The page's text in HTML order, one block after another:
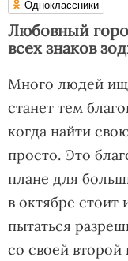
Одноклассники
Любовный
всех знаков
Много людей
станет тем
когда найти
просто. Это
плане для
в октябре стоит
пытаться
со своей